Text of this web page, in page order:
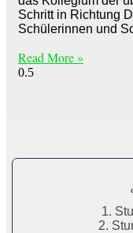
Schritt in Richtung
Schülerinnen und
Read More »
1.
2.